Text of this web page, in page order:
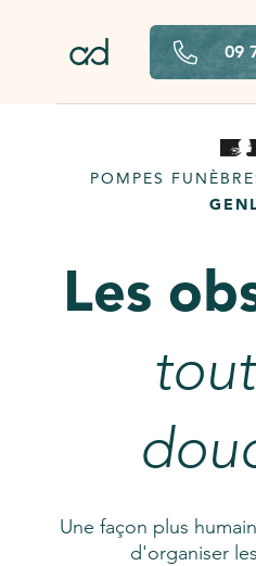
09
POMPES
Les
Une façon plus
d'organiser